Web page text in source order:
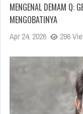
MENGENAL DEMAM Q:
MENGOBATINYA
Apr 24, 2026 296